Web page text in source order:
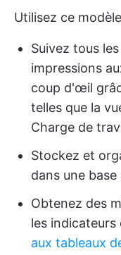
Utilisez ce
Suivez tous
impressions
coup d'œil
telles que la
Charge de
Stockez et
dans une
Obtenez des
les
aux tableaux